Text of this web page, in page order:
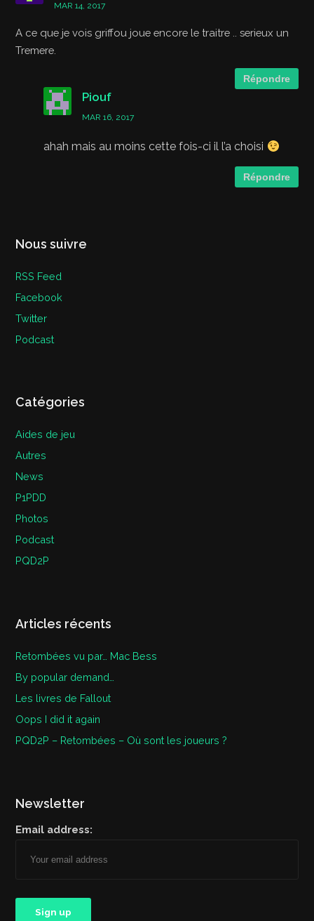
MAR 14, 2017
A ce que je vois griffou joue encore le traitre .. serieux un
Tremere.
Répondre
Piouf
MAR 16, 2017
ahah mais au moins cette fois-ci il l’a choisi
Répondre
Nous suivre
RSS Feed
Facebook
Twitter
Podcast
Catégories
Aides de jeu
Autres
News
P1PDD
Photos
Podcast
PQD2P
Articles récents
Retombées vu par… Mac Bess
By popular demand…
Les livres de Fallout
Oops I did it again
PQD2P – Retombées – Où sont les joueurs ?
Newsletter
Email address: